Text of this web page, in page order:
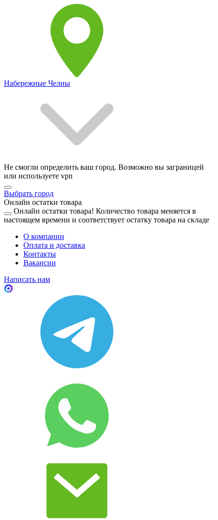
Набережные Челны
Не смогли определить ваш город. Возможно вы заграницей
или используете vpn
Выбрать город
Онлайн остатки товара
Онлайн остатки товара! Количество товара меняется в
настоящем времени и соответствует остатку товара на складе
О компании
Оплата и доставка
Контакты
Вакансии
Написать нам